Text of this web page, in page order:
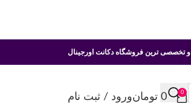
و تخصصی ترین فروشگاه دکانت اورجینال
0
0 تومانورود / ثبت نام